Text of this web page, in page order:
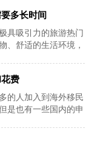
多长时间
具吸引力的旅游热门
、舒适的生活环境，
费
的人加入到海外移民
是也有一些国内的申